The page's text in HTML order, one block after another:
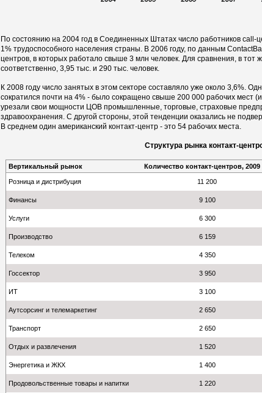
По состоянию на 2004 год в Соединенных Штатах число работников call-
1% трудоспособного населения страны. В 2006 году, по данным
центров, в которых работало свыше 3 млн человек. Для сравнения, в тот
соответственно, 3,95 тыс. и 290 тыс. человек.
К 2008 году число занятых в этом секторе составляло уже около 3,6%.
сократился почти на 4% - было сокращено свыше 200 000 рабочих мест
урезали свои мощности ЦОВ промышленные, торговые, страховые
здравоохранения. С другой стороны, этой тенденции оказались не
В среднем один американский контакт-центр - это 54 рабочих места.
Структура рынка контакт-
Вертикальный рынок Количество контакт-центров, 2009
Розница и дистрибуция 11 200
Финансы 9 100
Услуги 6 300
Производство 6 159
Телеком 4 350
Госсектор 3 950
ИТ 3 100
Аутсорсинг и телемаркетинг 2 650
Транспорт 2 650
Отдых и развлечения 1 520
Энергетика и ЖКХ 1 400
Продовольственные товары и напитки 1 220